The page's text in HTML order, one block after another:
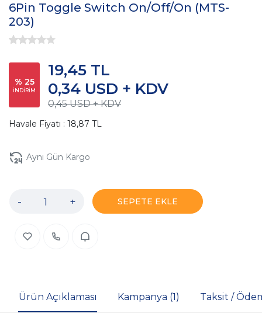
6Pin Toggle Switch On/Off/On (MTS-
203)
% 25
İNDİRİM
0,45 USD + KDV
0,34 USD + KDV
19,45 TL
Havale Fiyatı : 18,87 TL
Aynı Gün Kargo
- + SEPETE EKLE
Ürün Açıklaması Kampanya (1) Taksit /